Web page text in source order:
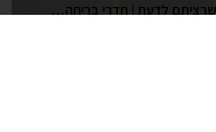
חדרי בריחה- כל מה שרציתם לדעת | חדרי בריחה בקריות